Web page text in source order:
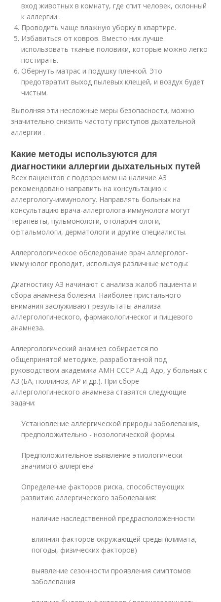
вход животных в комнату, где спит человек, склонный
к аллергии .
Проводить чаще влажную уборку в квартире.
Избавиться от ковров. Вместо них лучше
использовать тканые половики, которые можно легко
постирать.
Обернуть матрас и подушку пленкой. Это
предотвратит выход пылевых клещей, и воздух будет
чистым.
Выполняя эти несложные меры безопасности, можно
значительно снизить частоту приступов дыхательной
аллергии .
Какие методы используются для
диагностики аллергии дыхательных путей
Всех пациентов с подозрением на наличие АЗ
рекомендовано направить на консультацию к
аллергологу-иммунологу. Направлять больных на
консультацию врача-аллерголога-иммунолога могут
терапевты, пульмонологи, отоларингологи,
офтальмологи, дерматологи и другие специалисты.
Аллергологическое обследование врач аллерголог-
иммунолог проводит, используя различные методы:
Диагностику АЗ начинают с анализа жалоб пациента и
сбора анамнеза болезни. Наиболее пристального
внимания заслуживают результаты анализа
аллергологического, фармакологическог и пищевого
анамнеза.
Аллергологический анамнез собирается по
общепринятой методике, разработанной под
руководством академика АМН СССР А.Д. Адо, у больных с
АЗ (БА, поллиноз, АР и др.). При сборе
аллергологического анамнеза ставятся следующие
задачи:
Установление аллергической природы заболевания,
предположительно - нозологической формы.
Предположительное выявление этиологически
значимого аллергена
Определение факторов риска, способствующих
развитию аллергического заболевания:
наличие наследственной предрасположенности
влияния факторов окружающей среды (климата,
погоды, физических факторов)
выявление сезонности проявления симптомов
заболевания